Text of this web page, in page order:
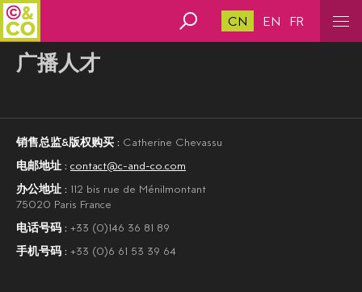
CN EN FR
广播人才
销售总监&版权购买 : Catherine Chevassu
电邮地址 : contact@c-and-co.com
办公地址 : 112 bis rue de Ménilmontant
75020 Paris France
电话号码 : +33 (0)146 36 81 89
手机号码 : +33 (0)6 61 53 39 64